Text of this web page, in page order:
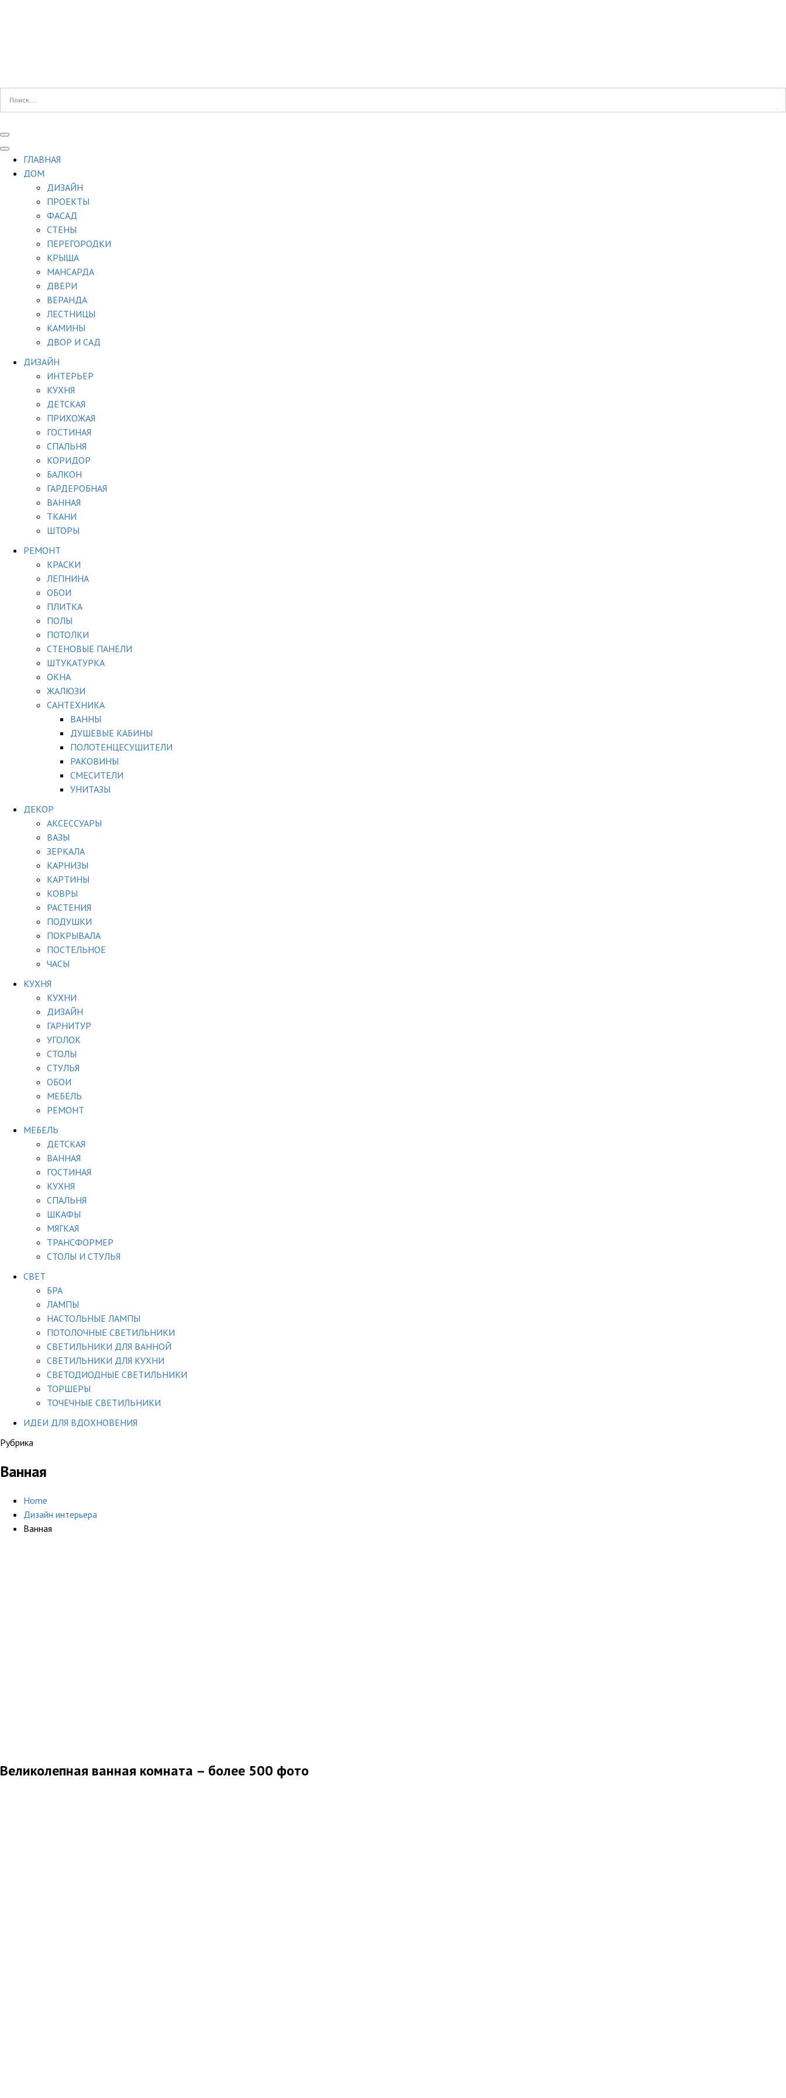
ГЛАВНАЯ
ДОМ
ДИЗАЙН
ПРОЕКТЫ
ФАСАД
СТЕНЫ
ПЕРЕГОРОДКИ
КРЫША
МАНСАРДА
ДВЕРИ
ВЕРАНДА
ЛЕСТНИЦЫ
КАМИНЫ
ДВОР И САД
ДИЗАЙН
ИНТЕРЬЕР
КУХНЯ
ДЕТСКАЯ
ПРИХОЖАЯ
ГОСТИНАЯ
СПАЛЬНЯ
КОРИДОР
БАЛКОН
ГАРДЕРОБНАЯ
ВАННАЯ
ТКАНИ
ШТОРЫ
РЕМОНТ
КРАСКИ
ЛЕПНИНА
ОБОИ
ПЛИТКА
ПОЛЫ
ПОТОЛКИ
СТЕНОВЫЕ ПАНЕЛИ
ШТУКАТУРКА
ОКНА
ЖАЛЮЗИ
САНТЕХНИКА
ВАННЫ
ДУШЕВЫЕ КАБИНЫ
ПОЛОТЕНЦЕСУШИТЕЛИ
РАКОВИНЫ
СМЕСИТЕЛИ
УНИТАЗЫ
ДЕКОР
АКСЕССУАРЫ
ВАЗЫ
ЗЕРКАЛА
КАРНИЗЫ
КАРТИНЫ
КОВРЫ
РАСТЕНИЯ
ПОДУШКИ
ПОКРЫВАЛА
ПОСТЕЛЬНОЕ
ЧАСЫ
КУХНЯ
КУХНИ
ДИЗАЙН
ГАРНИТУР
УГОЛОК
СТОЛЫ
СТУЛЬЯ
ОБОИ
МЕБЕЛЬ
РЕМОНТ
МЕБЕЛЬ
ДЕТСКАЯ
ВАННАЯ
ГОСТИНАЯ
КУХНЯ
СПАЛЬНЯ
ШКАФЫ
МЯГКАЯ
ТРАНСФОРМЕР
СТОЛЫ И СТУЛЬЯ
СВЕТ
БРА
ЛАМПЫ
НАСТОЛЬНЫЕ ЛАМПЫ
ПОТОЛОЧНЫЕ СВЕТИЛЬНИКИ
СВЕТИЛЬНИКИ ДЛЯ ВАННОЙ
СВЕТИЛЬНИКИ ДЛЯ КУХНИ
СВЕТОДИОДНЫЕ СВЕТИЛЬНИКИ
ТОРШЕРЫ
ТОЧЕЧНЫЕ СВЕТИЛЬНИКИ
ИДЕИ ДЛЯ ВДОХНОВЕНИЯ
Рубрика
Ванная
Home
Дизайн интерьера
Ванная
Великолепная ванная комната – более 500 фото